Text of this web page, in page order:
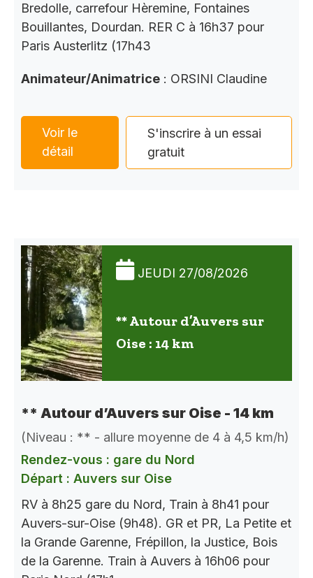
Bredolle, carrefour Hèremine, Fontaines
Bouillantes, Dourdan. RER C à 16h37 pour
Paris Austerlitz (17h43
Animateur/Animatrice : ORSINI Claudine
Voir le
détail
S'inscrire à un essai
gratuit
JEUDI 27/08/2026
** Autour d’Auvers sur
Oise : 14 km
** Autour d’Auvers sur Oise - 14 km
(Niveau : ** - allure moyenne de 4 à 4,5 km/h)
Rendez-vous : gare du Nord
Départ : Auvers sur Oise
RV à 8h25 gare du Nord, Train à 8h41 pour
Auvers-sur-Oise (9h48). GR et PR, La Petite et
la Grande Garenne, Frépillon, la Justice, Bois
de la Garenne. Train à Auvers à 16h06 pour